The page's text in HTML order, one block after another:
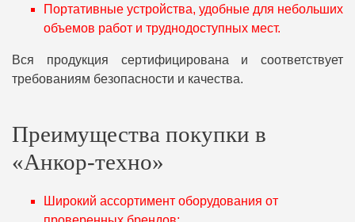
Портативные устройства, удобные для небольших
объемов работ и труднодоступных мест.
Вся продукция сертифицирована и соответствует
требованиям безопасности и качества.
Преимущества покупки в
«Анкор-техно»
Широкий ассортимент оборудования от